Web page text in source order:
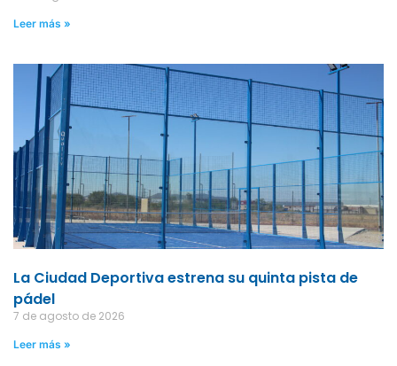
Leer más »
La Ciudad Deportiva estrena su quinta pista de
pádel
7 de agosto de 2026
Leer más »